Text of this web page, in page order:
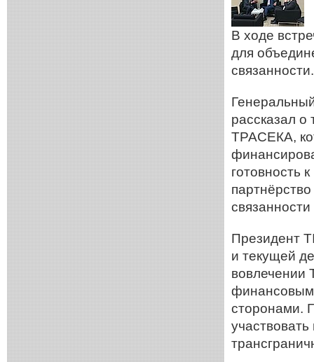
В ходе
для
связанности.
рассказал
ТРАСЕКА,
готовность
Президент
и текущей
вовлечении
сторонами.